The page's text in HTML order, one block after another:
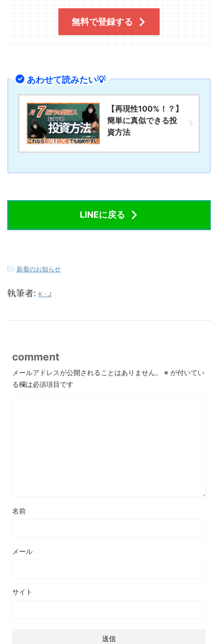
無料で登録する
あわせて読みたい💡
【再現性100%！？】
簡単に真似できる投
資方法
LINEに戻る
-新着のお知らせ
執筆者: K・J
comment
メールアドレスが公開されることはありません。 ※ が付いてい
る欄は必須項目です
名前
メール
サイト